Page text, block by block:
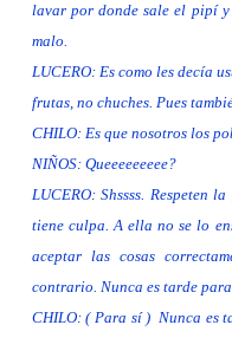
lavar por donde sale el pipí
malo.
LUCERO: Es como les decía
frutas, no chuches. Pues
CHILO: Es que nosotros los
NIÑOS: Queeeeeeeee?
LUCERO: Shssss. Respeten
tiene culpa. A ella no se lo
aceptar las cosas
contrario. Nunca es tarde
CHILO: ( Para sí ) Nunca es